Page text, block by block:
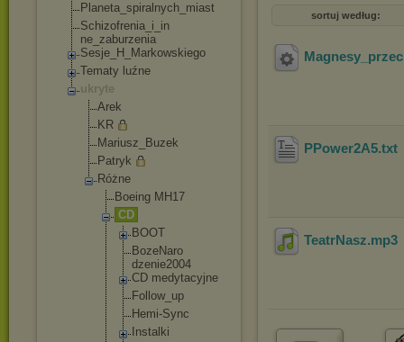
Planeta_spiralnyc h_miast
Schizofrenia_i_in
ne_zaburzenia
Sesje_H_Markowskiego
Tematy luźne
ukryte
Arek
KR
Mariusz_Buzek
Patryk
Różne
Boeing MH17
CD
BOOT
BozeNaro
dzenie2004
CD medytacyjne
Follow_up
Hemi-Sync
Instalki
sortuj według:
PPower2A5.txt
TeatrNasz.mp3